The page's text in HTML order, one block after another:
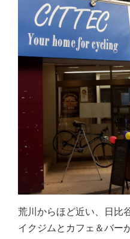
荒川からほど近い、日比
イクジムとカフェ＆バー